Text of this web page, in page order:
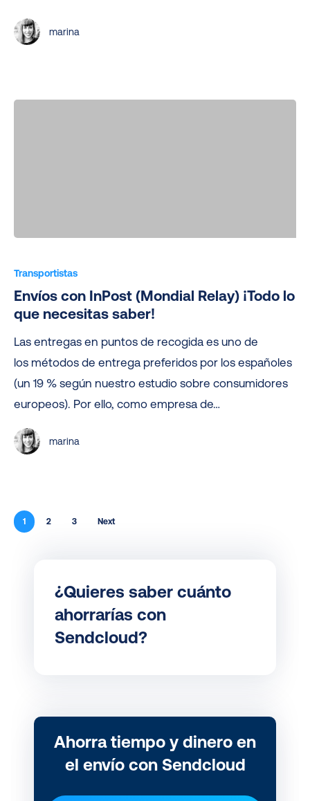
marina
con
InPost
(Mondial
que
necesitas
saber!
Transportistas
Envíos con InPost (Mondial Relay) ¡Todo lo
que necesitas saber!
Las entregas en puntos de recogida es uno de
los métodos de entrega preferidos por los españoles
(un 19 % según nuestro estudio sobre consumidores
europeos). Por ello, como empresa de…
marina
1 2 3 Next
¿Quieres saber cuánto
ahorrarías con
Sendcloud?
Ahorra tiempo y dinero en
el envío con Sendcloud